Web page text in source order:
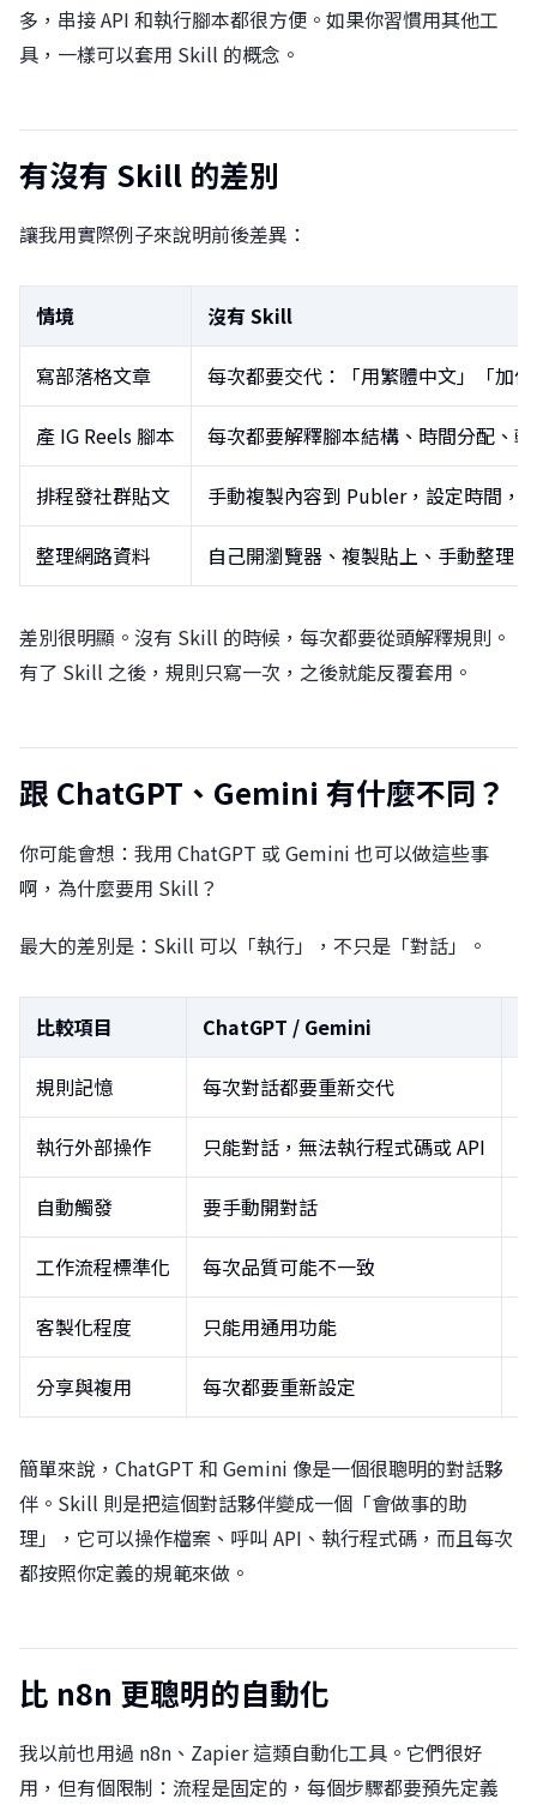
多，串接 API 和執行腳本都很方便。如果你習慣用其他工
具，一樣可以套用 Skill 的概念。
有沒有 Skill 的差別
讓我用實際例子來說明前後差異：
情境 沒有 Skill
寫部落格文章 每次都要交代：「用繁體中文」「加
產 IG Reels 腳本 每次都要解釋腳本結構、時間分配、
排程發社群貼文 手動複製內容到 Publer，設定時間，
整理網路資料 自己開瀏覽器、複製貼上、手動整理
差別很明顯。沒有 Skill 的時候，每次都要從頭解釋規則。
有了 Skill 之後，規則只寫一次，之後就能反覆套用。
跟 ChatGPT、Gemini 有什麼不同？
你可能會想：我用 ChatGPT 或 Gemini 也可以做這些事
啊，為什麼要用 Skill？
最大的差別是：Skill 可以「執行」，不只是「對話」。
比較項目 ChatGPT / Gemini
規則記憶 每次對話都要重新交代
執行外部操作 只能對話，無法執行程式碼或 API
自動觸發 要手動開對話
工作流程標準化 每次品質可能不一致
客製化程度 只能用通用功能
分享與複用 每次都要重新設定
簡單來說，ChatGPT 和 Gemini 像是一個很聰明的對話夥
伴。Skill 則是把這個對話夥伴變成一個「會做事的助
理」，它可以操作檔案、呼叫 API、執行程式碼，而且每次
都按照你定義的規範來做。
比 n8n 更聰明的自動化
我以前也用過 n8n、Zapier 這類自動化工具。它們很好
用，但有個限制：流程是固定的，每個步驟都要預先定義